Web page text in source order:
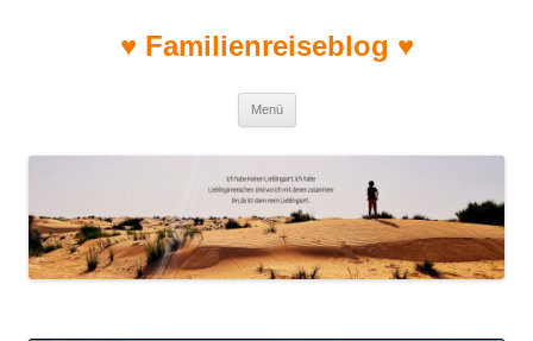
♥ Familienreiseblog ♥
Menü